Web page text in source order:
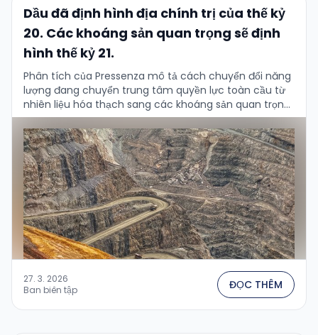
Dầu đã định hình địa chính trị của thế kỷ
20. Các khoáng sản quan trọng sẽ định
hình thế kỷ 21.
Phân tích của Pressenza mô tả cách chuyển đổi năng
lượng đang chuyển trung tâm quyền lực toàn cầu từ
nhiên liệu hóa thạch sang các khoáng sản quan trọng
…
27. 3. 2026
Ban biên tập
ĐỌC THÊM